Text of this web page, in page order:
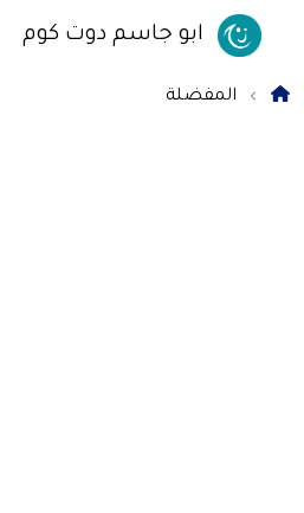
ابو جاسم دوت كوم
المفضلة